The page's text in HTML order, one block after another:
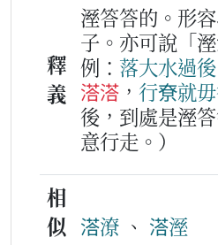
釋
義
溼答答的。形
子。亦可說「
例： 落大水過後
溚溚 ， 行尞就
後，到處是溼
意行走。）
相
似 溚潦 、 溚溼